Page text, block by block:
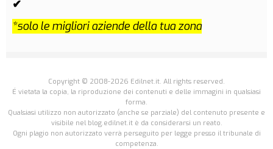
✔
*solo le migliori aziende della tua zona
Copyright © 2008-2026 Edilnet.it. All rights reserved.
É vietata la copia, la riproduzione dei contenuti e delle immagini in qualsiasi
forma.
Qualsiasi utilizzo non autorizzato (anche se parziale) del contenuto presente e
visibile nel blog.edilnet.it è da considerarsi un reato.
Ogni plagio non autorizzato verrà perseguito per legge presso il tribunale di
competenza.